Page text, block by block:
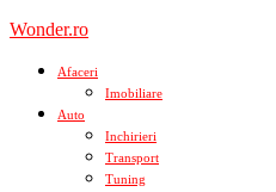
Skip
content
Wonder.ro
Afaceri
Imobiliare
Auto
Inchirieri
Transport
Tuning